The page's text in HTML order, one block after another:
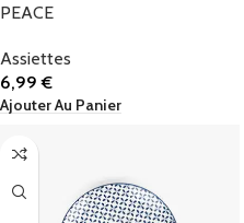
PEACE
Assiettes
6,99€
Ajouter Au Panier